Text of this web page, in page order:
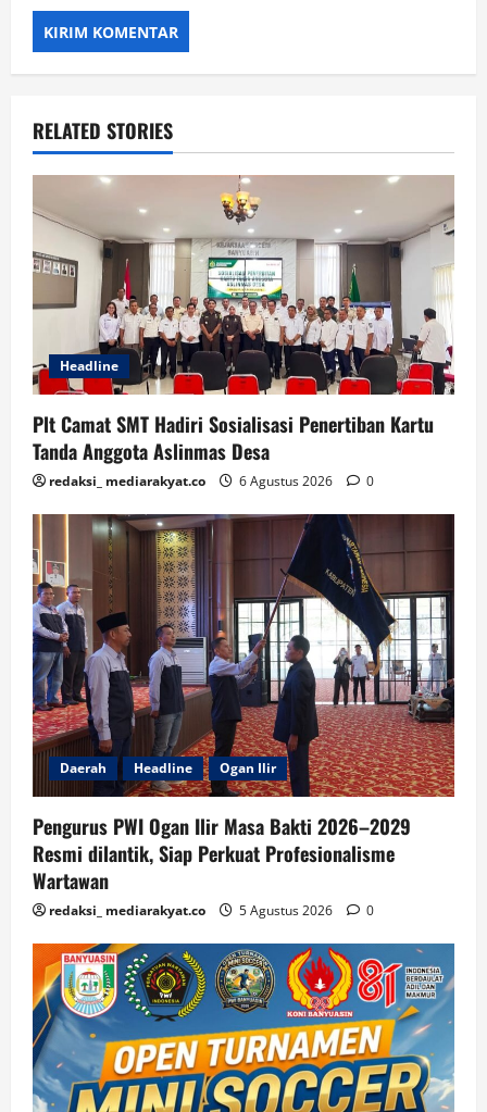
RELATED STORIES
Headline
Plt Camat SMT Hadiri Sosialisasi Penertiban Kartu
Tanda Anggota Aslinmas Desa
redaksi_ mediarakyat.co 6 Agustus 2026 0
Daerah Headline Ogan Ilir
Pengurus PWI Ogan Ilir Masa Bakti 2026–2029
Resmi dilantik, Siap Perkuat Profesionalisme
Wartawan
redaksi_ mediarakyat.co 5 Agustus 2026 0